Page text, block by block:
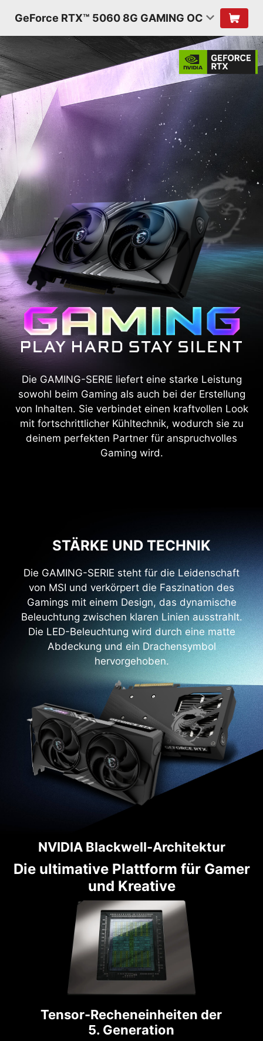
GeForce RTX™ 5060 8G GAMING OC
Die GAMING-SERIE liefert eine starke Leistung
sowohl beim Gaming als auch bei der Erstellung
von Inhalten. Sie verbindet einen kraftvollen Look
mit fortschrittlicher Kühltechnik, wodurch sie zu
deinem perfekten Partner für anspruchvolles
Gaming wird.
STÄRKE UND TECHNIK
Die GAMING-SERIE steht für die Leidenschaft
von MSI und verkörpert die Faszination des
Gamings mit einem Design, das dynamische
Beleuchtung zwischen klaren Linien ausstrahlt.
Die LED-Beleuchtung wird durch eine matte
Abdeckung und ein Drachensymbol
hervorgehoben.
NVIDIA Blackwell-Architektur
Die ultimative Plattform für Gamer
und Kreative
Tensor-Recheneinheiten der
5. Generation